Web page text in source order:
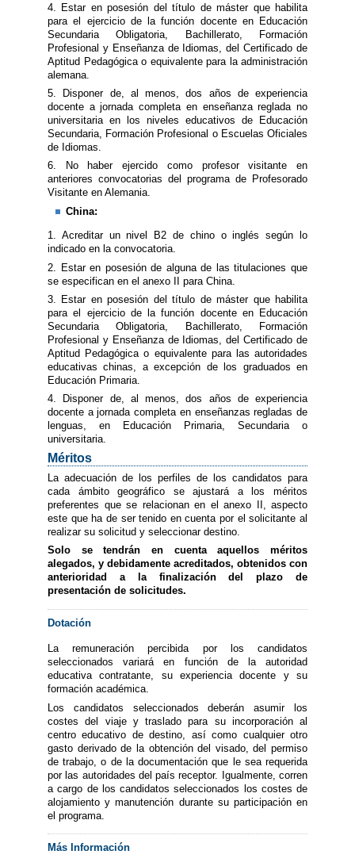
4. Estar en posesión del título de máster que habilita
para el ejercicio de la función docente en Educación
Secundaria Obligatoria, Bachillerato, Formación
Profesional y Enseñanza de Idiomas, del Certificado de
Aptitud Pedagógica o equivalente para la administración
alemana.
5. Disponer de, al menos, dos años de experiencia
docente a jornada completa en enseñanza reglada no
universitaria en los niveles educativos de Educación
Secundaria, Formación Profesional o Escuelas Oficiales
de Idiomas.
6. No haber ejercido como profesor visitante en
anteriores convocatorias del programa de Profesorado
Visitante en Alemania.
China:
1. Acreditar un nivel B2 de chino o inglés según lo
indicado en la convocatoria.
2. Estar en posesión de alguna de las titulaciones que
se especifican en el anexo II para China.
3. Estar en posesión del título de máster que habilita
para el ejercicio de la función docente en Educación
Secundaria Obligatoria, Bachillerato, Formación
Profesional y Enseñanza de Idiomas, del Certificado de
Aptitud Pedagógica o equivalente para las autoridades
educativas chinas, a excepción de los graduados en
Educación Primaria.
4. Disponer de, al menos, dos años de experiencia
docente a jornada completa en enseñanzas regladas de
lenguas, en Educación Primaria, Secundaria o
universitaria.
Méritos
La adecuación de los perfiles de los candidatos para
cada ámbito geográfico se ajustará a los méritos
preferentes que se relacionan en el anexo II, aspecto
este que ha de ser tenido en cuenta por el solicitante al
realizar su solicitud y seleccionar destino.
Solo se tendrán en cuenta aquellos méritos
alegados, y debidamente acreditados, obtenidos con
anterioridad a la finalización del plazo de
presentación de solicitudes.
Dotación
La remuneración percibida por los candidatos
seleccionados variará en función de la autoridad
educativa contratante, su experiencia docente y su
formación académica.
Los candidatos seleccionados deberán asumir los
costes del viaje y traslado para su incorporación al
centro educativo de destino, así como cualquier otro
gasto derivado de la obtención del visado, del permiso
de trabajo, o de la documentación que le sea requerida
por las autoridades del país receptor. Igualmente, corren
a cargo de los candidatos seleccionados los costes de
alojamiento y manutención durante su participación en
el programa.
Más Información